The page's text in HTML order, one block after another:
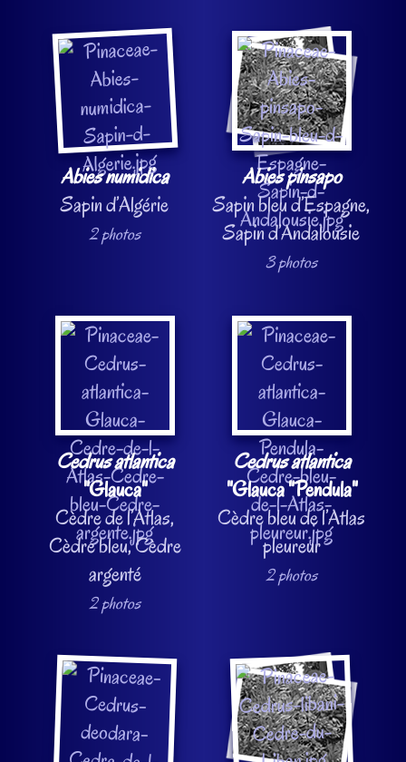
Abies numidica
Sapin d’Algérie
2 photos
Abies pinsapo
Sapin bleu d’Espagne,
Sapin d’Andalousie
3 photos
Cedrus atlantica
"Glauca"
Cèdre de l’Atlas,
Cèdre bleu, Cèdre
argenté
2 photos
Cedrus atlantica
"Glauca "Pendula"
Cèdre bleu de l’Atlas
pleureur
2 photos